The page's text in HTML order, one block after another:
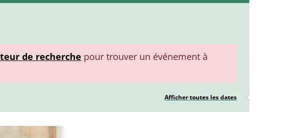
de recherche pour trouver un événement à
Afficher toutes les dates